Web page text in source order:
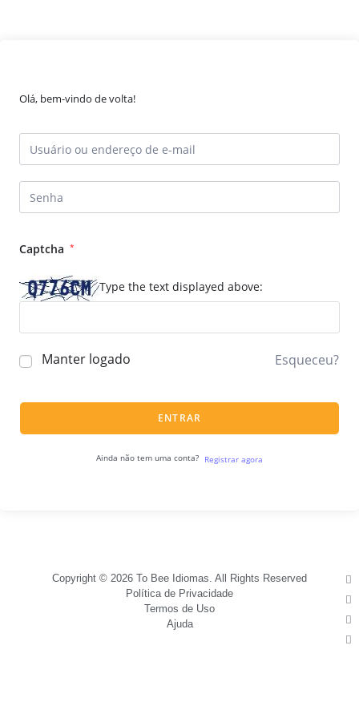
Olá, bem-vindo de volta!
Captcha *
Type the text displayed above:
Manter logado Esqueceu?
ENTRAR
Ainda não tem uma conta? Registrar agora
Copyright © 2026 To Bee Idiomas. All Rights Reserved
Política de Privacidade
Termos de Uso
Ajuda